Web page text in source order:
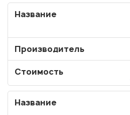
Название
Производитель
Стоимость
Название